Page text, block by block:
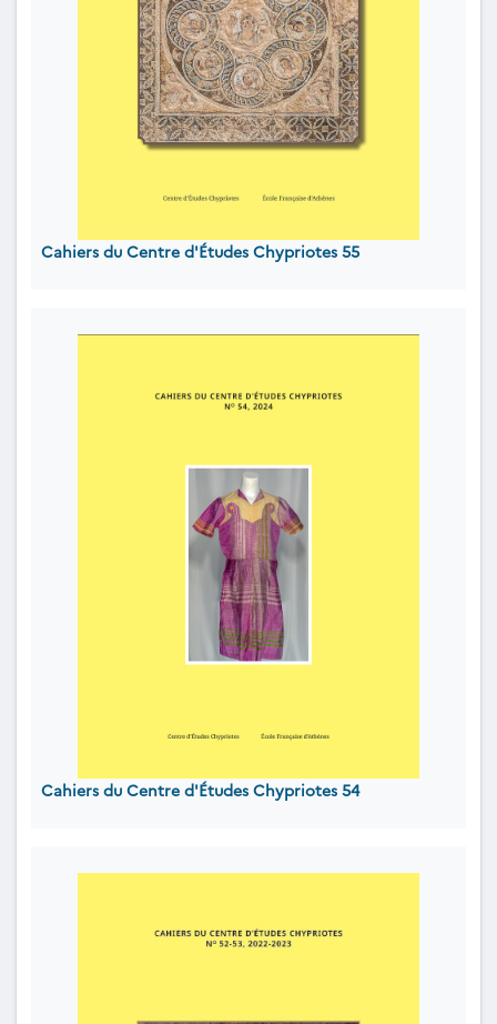
Cahiers du Centre d'Études Chypriotes 55
Cahiers du Centre d'Études Chypriotes 54